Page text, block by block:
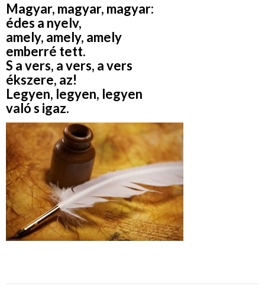
Magyar, magyar, magyar:
édes a nyelv,
amely, amely, amely
emberré tett.
S a vers, a vers, a vers
ékszere, az!
Legyen, legyen, legyen
való s igaz.